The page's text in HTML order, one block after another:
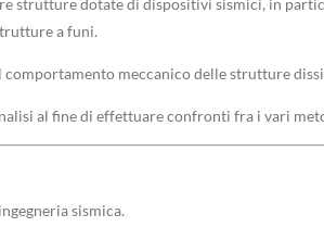
a funi.
meccanico delle strutture
al fine di effettuare confronti fra i vari
sismica.